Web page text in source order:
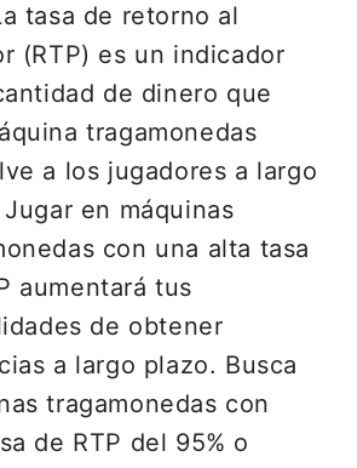
tasa de retorno al
(RTP) es un indicador
de dinero que
tragamonedas
a los jugadores a largo
en máquinas
con una alta tasa
aumentará tus
de obtener
a largo plazo. Busca
tragamonedas con
de RTP del 95% o